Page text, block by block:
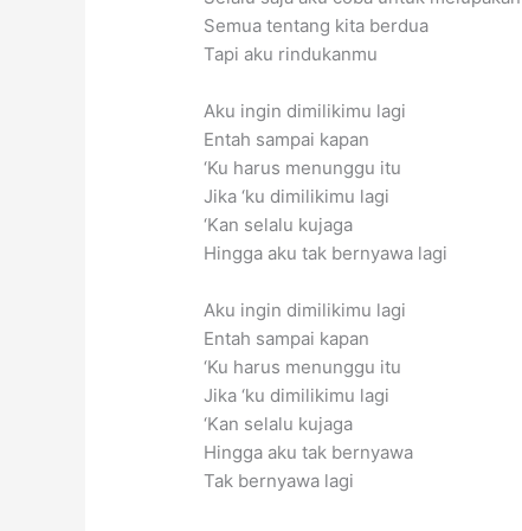
Semua tentang kita berdua
Tapi aku rindukanmu
Aku ingin dimilikimu lagi
Entah sampai kapan
‘Ku harus menunggu itu
Jika ‘ku dimilikimu lagi
‘Kan selalu kujaga
Hingga aku tak bernyawa lagi
Aku ingin dimilikimu lagi
Entah sampai kapan
‘Ku harus menunggu itu
Jika ‘ku dimilikimu lagi
‘Kan selalu kujaga
Hingga aku tak bernyawa
Tak bernyawa lagi